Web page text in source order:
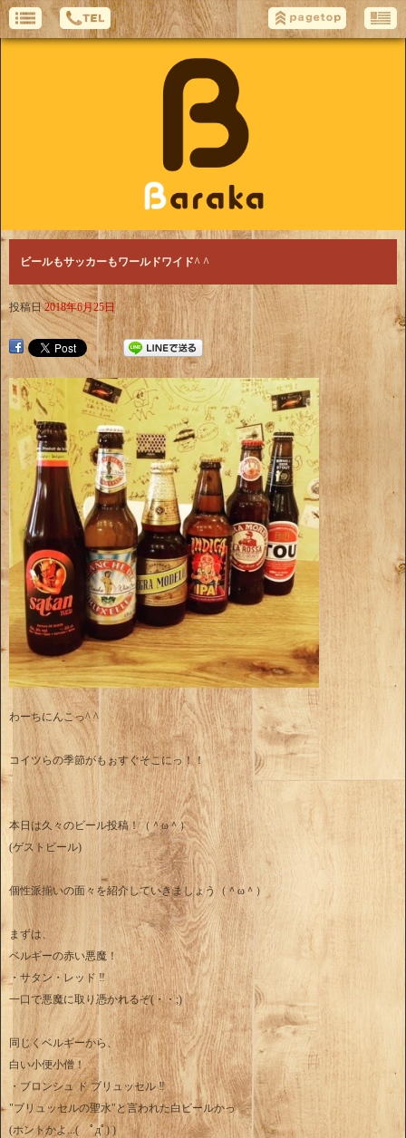
ビールもサッカーもワールドワイド^ ^
投稿日 2018年6月25日
わーちにんこっ^ ^
コイツらの季節がもぉすぐそこにっ！！
本日は久々のビール投稿！（＾ω＾）
(ゲストビール)
個性派揃いの面々を紹介していきましょう（＾ω＾）
まずは、
ベルギーの赤い悪魔！
・サタン・レッド ‼︎
一口で悪魔に取り憑かれるぞ(・・;)
同じくベルギーから、
白い小便小僧！
・ブロンシュ ド ブリュッセル ‼︎
"ブリュッセルの聖水"と言われた白ビールかっ
(ホントかよ...( ﾟдﾟ) )